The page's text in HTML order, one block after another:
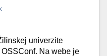
univerzite
Na webe je